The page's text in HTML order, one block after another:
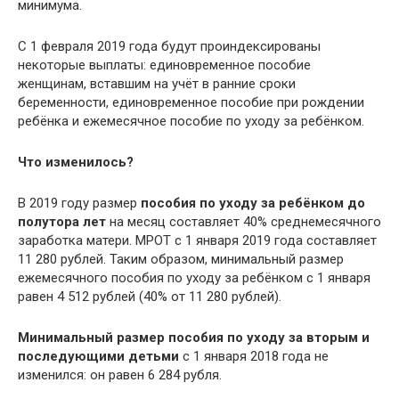
минимума.
С 1 февраля 2019 года будут проиндексированы
некоторые выплаты: единовременное пособие
женщинам, вставшим на учёт в ранние сроки
беременности, единовременное пособие при рождении
ребёнка и ежемесячное пособие по уходу за ребёнком.
Что изменилось?
В 2019 году размер пособия по уходу за ребёнком до
полутора лет на месяц составляет 40% среднемесячного
заработка матери. МРОТ с 1 января 2019 года составляет
11 280 рублей. Таким образом, минимальный размер
ежемесячного пособия по уходу за ребёнком с 1 января
равен 4 512 рублей (40% от 11 280 рублей).
Минимальный размер пособия по уходу за вторым и
последующими детьми с 1 января 2018 года не
изменился: он равен 6 284 рубля.